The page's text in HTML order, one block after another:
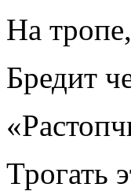
На
Бредит
Трогать